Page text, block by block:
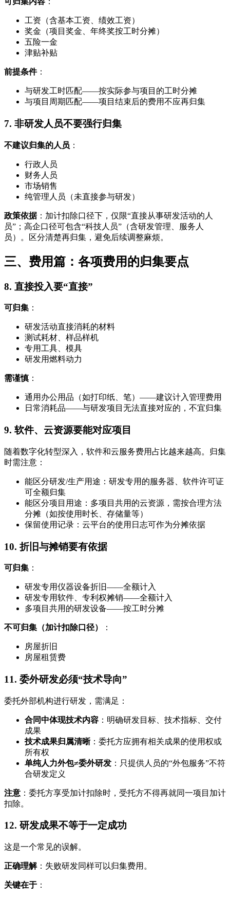
工资（含基本工资、绩效工资）
奖金（项目奖金、年终奖按工时分摊）
五险一金
津贴补贴
前提条件：
与研发工时匹配——按实际参与项目的工时分摊
与项目周期匹配——项目结束后的费用不应再归集
7. 非研发人员不要强行归集
不建议归集的人员 ：
行政人员
财务人员
市场销售
纯管理人员（未直接参与研发）
政策依据：加计扣除口径下，仅限“直接从事研发活动的人
员”；高企口径可包含“科技人员”（含研发管理、服务人
员）。区分清楚再归集，避免后续调整麻烦。
三、费用篇：各项费用的归集要点
8. 直接投入要“直接”
可归集 ：
研发活动直接消耗的材料
测试耗材、样品样机
专用工具、模具
研发用燃料动力
需谨慎 ：
通用办公用品（如打印纸、笔）——建议计入管理费用
日常消耗品——与研发项目无法直接对应的，不宜归集
9. 软件、云资源要能对应项目
随着数字化转型深入，软件和云服务费用占比越来越高。归集
时需注意：
能区分研发/生产用途：研发专用的服务器、软件许可证
可全额归集
能区分项目用途：多项目共用的云资源，需按合理方法
分摊（如按使用时长、存储量等）
保留使用记录：云平台的使用日志可作为分摊依据
10. 折旧与摊销要有依据
可归集 ：
研发专用仪器设备折旧——全额计入
研发专用软件、专利权摊销——全额计入
多项目共用的研发设备——按工时分摊
不可归集（加计扣除口径） ：
房屋折旧
房屋租赁费
11. 委外研发必须“技术导向”
委托外部机构进行研发，需满足：
合同中体现技术内容 ：明确研发目标、技术指标、交付
成果
技术成果归属清晰：委托方应拥有相关成果的使用权或
所有权
单纯人力外包≠委外研发 ：只提供人员的“外包服务”不符
合研发定义
注意 ：委托方享受加计扣除时，受托方不得再就同一项目加计
扣除。
12. 研发成果不等于一定成功
这是一个常见的误解。
正确理解：失败研发同样可以归集费用。
关键在于 ：